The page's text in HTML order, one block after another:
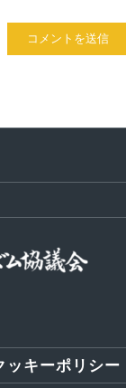
ッキーポリシー